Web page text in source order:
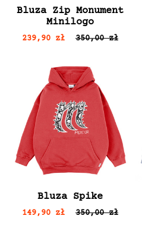
Bluza Zip Monument
Minilogo
239,90 zł 350,00 zł
Bluza Spike
149,90 zł 350,00 zł